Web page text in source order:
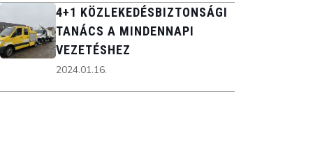
4+1 KÖZLEKEDÉSBIZTONSÁGI
TANÁCS A MINDENNAPI
VEZETÉSHEZ
2024.01.16.